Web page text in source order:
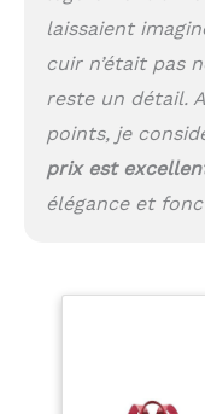
laissaient
cuir n’était pas
reste un détail.
points, je
prix est
élégance et